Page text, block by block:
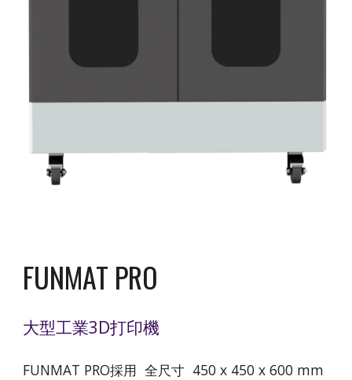
FUNMAT PRO
大型工業3D打印機
FUNMAT PRO採用 全尺寸 450 x 450 x 600 mm